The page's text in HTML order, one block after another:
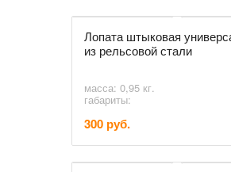
Лопата штыковая
из рельсовой стали
масса: 0,95 кг.
габариты:
300 руб.